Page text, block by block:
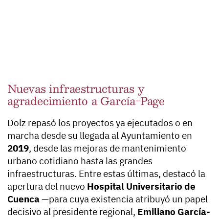
Nuevas infraestructuras y
agradecimiento a García-Page
Dolz repasó los proyectos ya ejecutados o en
marcha desde su llegada al Ayuntamiento en
2019, desde las mejoras de mantenimiento
urbano cotidiano hasta las grandes
infraestructuras. Entre estas últimas, destacó la
apertura del nuevo Hospital Universitario de
Cuenca—para cuya existencia atribuyó un papel
decisivo al presidente regional, Emiliano García-